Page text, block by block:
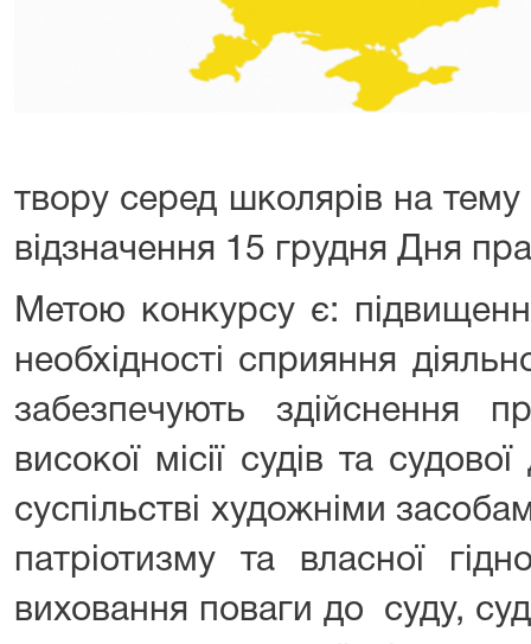
твору серед школярів на
відзначення 15 грудня Дня
Метою конкурсу є:
необхідності сприяння
забезпечують здійснення
високої місії судів та
суспільстві художніми
патріотизму та власної
виховання поваги до суду,